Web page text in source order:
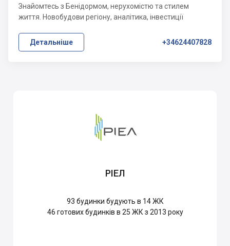
Знайомтесь з Бенідормом, нерухомістю та стилем
життя. Новобудови регіону, аналітика, інвестиції
Детальніше +34624407828
РІЕЛ
93 будинки будують в 14 ЖК
46 готових будинків в 25 ЖК з 2013 року